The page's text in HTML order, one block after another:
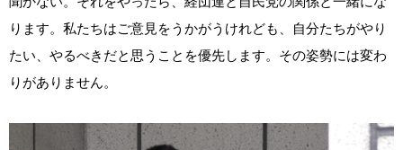
ります。私たちはご意見をうかがうけれども、自分たちがやり
たい、やるべきだと思うことを優先します。その姿勢には変わ
りがありません。